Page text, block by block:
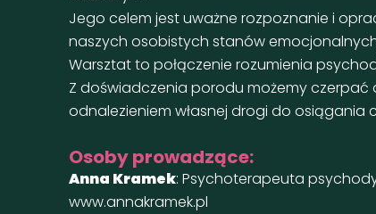
Jego celem jest uważne rozpoznanie i
naszych osobistych stanów
Warsztat to połączenie rozumienia
Z doświadczenia porodu możemy czerpać
odnalezieniem własnej drogi do osiągania
Osoby prowadzące:
Anna Kramek: Psychoterapeuta
www.annakramek.pl